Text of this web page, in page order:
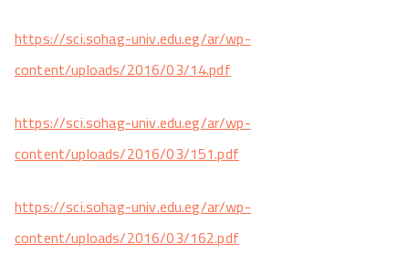
https://sci.sohag-univ.edu.eg/ar/wp-
content/uploads/2016/03/14.pdf
https://sci.sohag-univ.edu.eg/ar/wp-
content/uploads/2016/03/151.pdf
https://sci.sohag-univ.edu.eg/ar/wp-
content/uploads/2016/03/162.pdf